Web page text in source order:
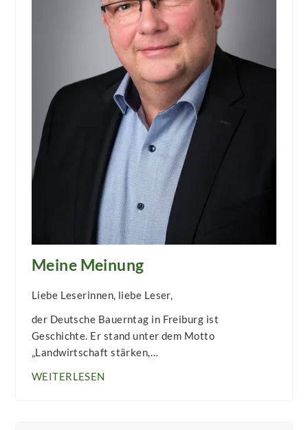
Meine Meinung
Liebe Leserinnen, liebe Leser,
der Deutsche Bauerntag in Freiburg ist
Geschichte. Er stand unter dem Motto
„Landwirtschaft stärken,…
WEITERLESEN